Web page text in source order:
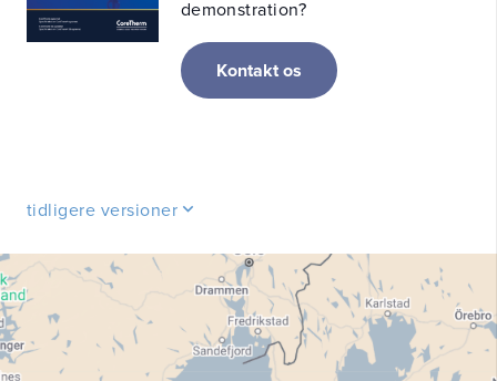
demonstration?
Kontakt os
tidligere versioner